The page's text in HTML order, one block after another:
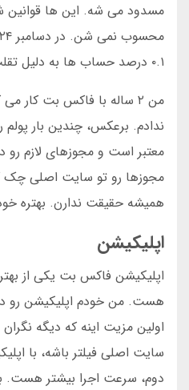
مسدود می شه. این ها قوانین
۰.۱ درصد حساب ها به دلیل تقلب مسدود شدن.
من ۲ ساله با فاکس بت
ندادم. برعکس، چندین بار
معتبر است و مجوزهای لازم رو
مجوزها رو تو سایت اصلی چک
همیشه حقیقت ندارن. بهتره
اپلیکیشن
اپلیکیشن فاکس بت یکی از
هست. من خودم اپلیکیشن رو
اولین مزیت اینه که دیگه
سایت اصلی فیلتر باشه، با
دوم، سرعت اجرا بیشتر هست.